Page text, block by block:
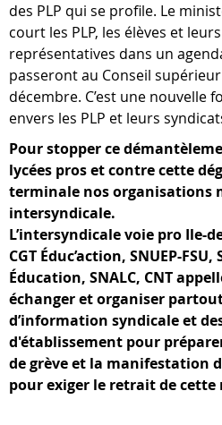
des PLP qui se profile. Le
court les PLP, les élèves et
représentatives dans un
passeront au Conseil
décembre. C’est une nouvelle
envers les PLP et leurs
Pour stopper ce
lycées pros et contre cette
terminale nos organisations
intersyndicale.
L’intersyndicale voie pro Ile-
CGT Éduc’action, SNUEP-FSU,
Éducation, SNALC, CNT
échanger et organiser
d’information syndicaleet
d'établissement pour
de grève et la manifestation
pour exiger le retrait de cette